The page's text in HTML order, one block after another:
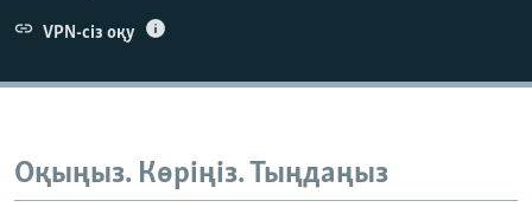
VPN-сіз оқу
Оқыңыз. Көріңіз. Тыңдаңыз